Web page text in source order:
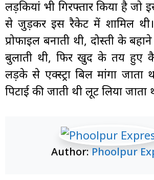
लड़कियां भी गिरफ्तार किया है
से जुड़कर इस रैकेट में शामिल
प्रोफाइल बनाती थी, दोस्ती के
बुलाती थी, फिर खुद के तय हुए
लड़के से एक्स्ट्रा बिल मांगा
पिटाई की जाती थी लूट लिया जाता
Author:Phoolpur